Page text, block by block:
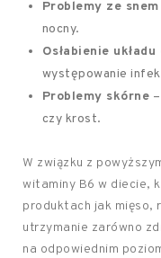
Problemy ze snem
nocny.
Osłabienie
występowanie
Problemy skórne
czy krost.
W związku z
witaminy B6 w diecie,
produktach jak mięso,
utrzymanie zarówno
na odpowiednim